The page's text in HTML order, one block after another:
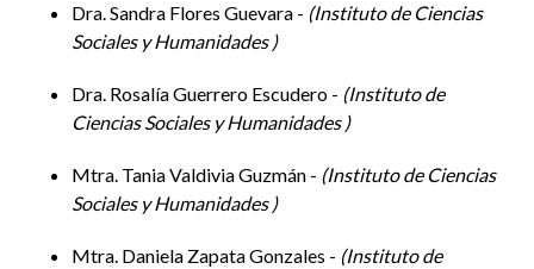
Dra. Sandra Flores Guevara - Instituto de Ciencias
Sociales y Humanidades
Dra. Rosalía Guerrero Escudero - Instituto de
Ciencias Sociales y Humanidades
Mtra. Tania Valdivia Guzmán - Instituto de Ciencias
Sociales y Humanidades
Mtra. Daniela Zapata Gonzales - Instituto de